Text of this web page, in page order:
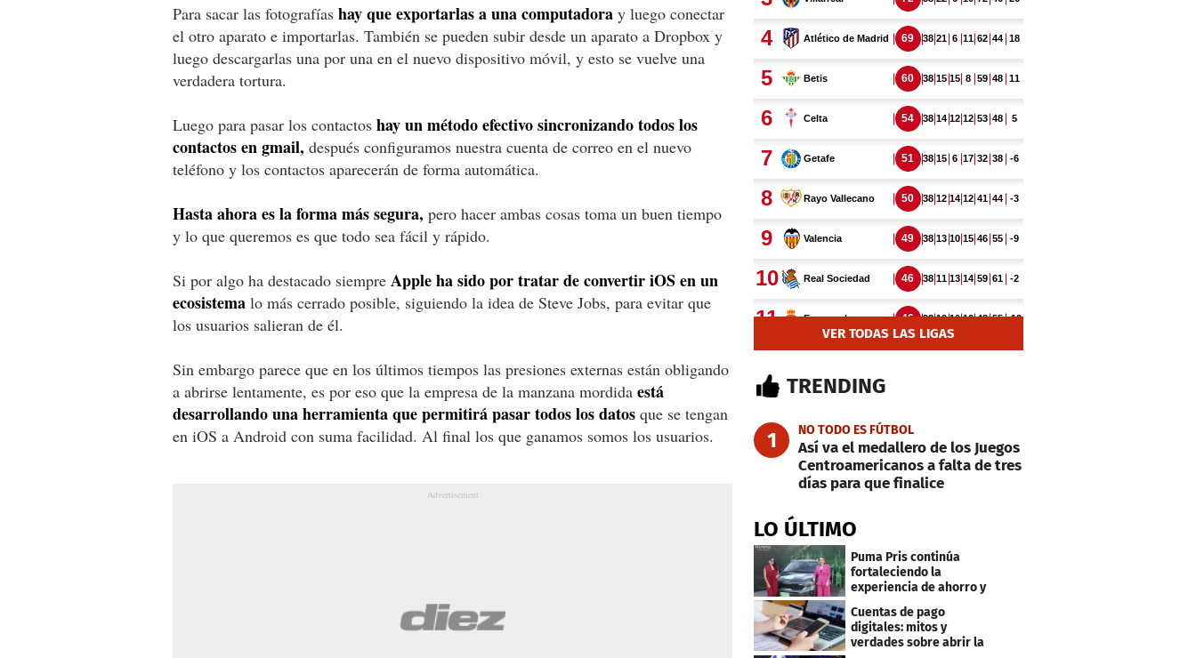
Para sacar las fotografías hay que exportarlas a una computadora y luego conectar
el otro aparato e importarlas. También se pueden subir desde un aparato a Dropbox y
luego descargarlas una por una en el nuevo dispositivo móvil, y esto se vuelve una
verdadera tortura.
Luego para pasar los contactos hay un método efectivo sincronizando todos los
contactos en gmail, después configuramos nuestra cuenta de correo en el nuevo
teléfono y los contactos aparecerán de forma automática.
Hasta ahora es la forma más segura, pero hacer ambas cosas toma un buen tiempo
y lo que queremos es que todo sea fácil y rápido.
Si por algo ha destacado siempre Apple ha sido por tratar de convertir iOS en un
ecosistema lo más cerrado posible, siguiendo la idea de Steve Jobs, para evitar que
los usuarios salieran de él.
Sin embargo parece que en los últimos tiempos las presiones externas están obligando
a abrirse lentamente, es por eso que la empresa de la manzana mordida está
desarrollando una herramienta que permitirá pasar todos los datos que se tengan
en iOS a Android con suma facilidad. Al final los que ganamos somos los usuarios.
VER TODAS LAS LIGAS
TRENDING
1 NO TODO ES FÚTBOL
Así va el medallero de los Juegos
Centroamericanos a falta de tres
días para que finalice
LO ÚLTIMO
Puma Pris continúa
fortaleciendo la
experiencia de ahorro y
clientes
Cuentas de pago
digitales: mitos y
verdades sobre abrir la